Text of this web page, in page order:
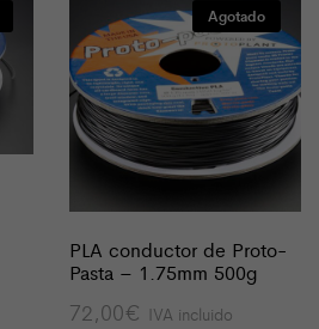
Agotado
PLA conductor de Proto-
Pasta – 1.75mm 500g
72,00€ IVA incluido